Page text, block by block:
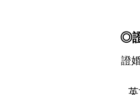
◎
證